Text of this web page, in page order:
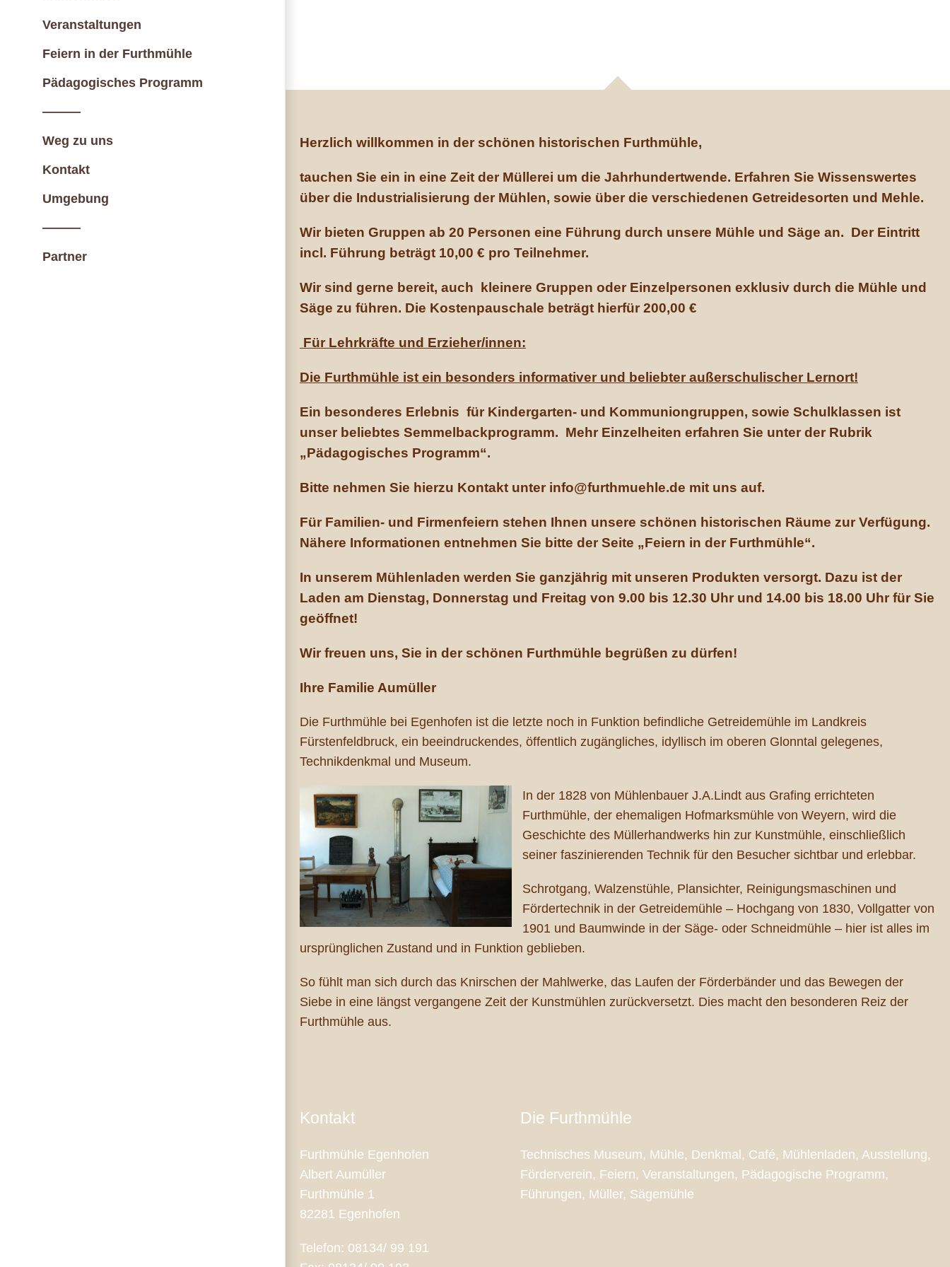
Veranstaltungen
Feiern in der Furthmühle
Pädagogisches Programm
———
Weg zu uns
Kontakt
Umgebung
———
Partner
Herzlich willkommen in der schönen historischen Furthmühle,
tauchen Sie ein in eine Zeit der Müllerei um die Jahrhundertwende. Erfahren Sie Wissenswertes
über die Industrialisierung der Mühlen, sowie über die verschiedenen Getreidesorten und Mehle.
Wir bieten Gruppen ab 20 Personen eine Führung durch unsere Mühle und Säge an. Der Eintritt
incl. Führung beträgt 10,00 € pro Teilnehmer.
Wir sind gerne bereit, auch kleinere Gruppen oder Einzelpersonen exklusiv durch die Mühle und
Säge zu führen. Die Kostenpauschale beträgt hierfür 200,00 €
Für Lehrkräfte und Erzieher/innen:
Die Furthmühle ist ein besonders informativer und beliebter außerschulischer Lernort!
Ein besonderes Erlebnis für Kindergarten- und Kommuniongruppen, sowie Schulklassen ist
unser beliebtes Semmelbackprogramm. Mehr Einzelheiten erfahren Sie unter der Rubrik
„Pädagogisches Programm“.
Bitte nehmen Sie hierzu Kontakt unter info@furthmuehle.de mit uns auf.
Für Familien- und Firmenfeiern stehen Ihnen unsere schönen historischen Räume zur Verfügung.
Nähere Informationen entnehmen Sie bitte der Seite „Feiern in der Furthmühle“.
In unserem Mühlenladen werden Sie ganzjährig mit unseren Produkten versorgt. Dazu ist der
Laden am Dienstag, Donnerstag und Freitag von 9.00 bis 12.30 Uhr und 14.00 bis 18.00 Uhr für Sie
geöffnet!
Wir freuen uns, Sie in der schönen Furthmühle begrüßen zu dürfen!
Ihre Familie Aumüller
Die Furthmühle bei Egenhofen ist die letzte noch in Funktion befindliche Getreidemühle im Landkreis
Fürstenfeldbruck, ein beeindruckendes, öffentlich zugängliches, idyllisch im oberen Glonntal gelegenes,
Technikdenkmal und Museum.
In der 1828 von Mühlenbauer J.A.Lindt aus Grafing errichteten
Furthmühle, der ehemaligen Hofmarksmühle von Weyern, wird die
Geschichte des Müllerhandwerks hin zur Kunstmühle, einschließlich
seiner faszinierenden Technik für den Besucher sichtbar und erlebbar.
Schrotgang, Walzenstühle, Plansichter, Reinigungsmaschinen und
Fördertechnik in der Getreidemühle – Hochgang von 1830, Vollgatter von
1901 und Baumwinde in der Säge- oder Schneidmühle – hier ist alles im
ursprünglichen Zustand und in Funktion geblieben.
So fühlt man sich durch das Knirschen der Mahlwerke, das Laufen der Förderbänder und das Bewegen der
Siebe in eine längst vergangene Zeit der Kunstmühlen zurückversetzt. Dies macht den besonderen Reiz der
Furthmühle aus.
Kontakt
Furthmühle Egenhofen
Albert Aumüller
Furthmühle 1
82281 Egenhofen
Telefon: 08134/ 99 191
Die Furthmühle
Technisches Museum, Mühle, Denkmal, Café, Mühlenladen, Ausstellung,
Förderverein, Feiern, Veranstaltungen, Pädagogische Programm,
Führungen, Müller, Sägemühle